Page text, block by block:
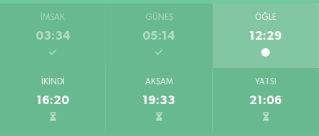
İMSAK
03:34
GÜNEŞ
05:14
ÖĞLE
12:29
İKINDI
16:20
AKŞAM
19:33
YATSI
21:06